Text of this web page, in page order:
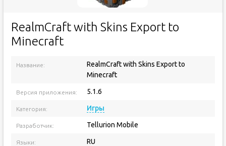
RealmCraft with Skins Export to
Minecraft
Название:
RealmCraft with Skins Export to
Minecraft
Версия приложения: 5.1.6
Категория: Игры
Разработчик: Tellurion Mobile
Языки: RU